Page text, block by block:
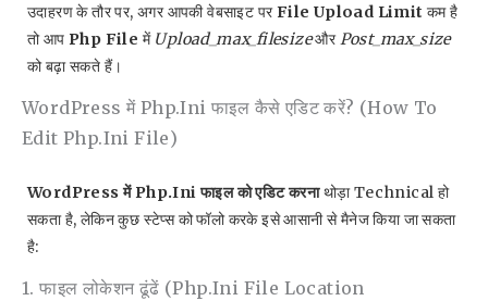
उदाहरण के तौर पर, अगर आपकी वेबसाइट परFile Upload Limit कम है
तो आप Php File में Upload_max_filesizeऔरPost_max_size
को बढ़ा सकते हैं।
WordPress में Php.ini फाइल कैसे एडिट करें? (How To
Edit Php.ini File)
WordPress में Php.ini फाइल को एडिट करनाथोड़ा Technical हो
सकता है, लेकिन कुछ स्टेप्स को फॉलो करके इसे आसानी से मैनेज किया जा सकता
है:
1. फाइल लोकेशन ढूंढें (php.ini File Location